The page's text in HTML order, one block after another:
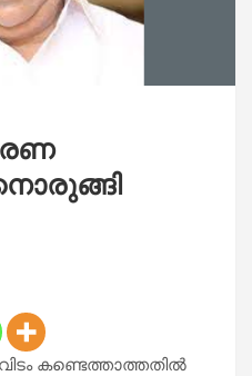
കണ്ടെത്താത്തതില്‍